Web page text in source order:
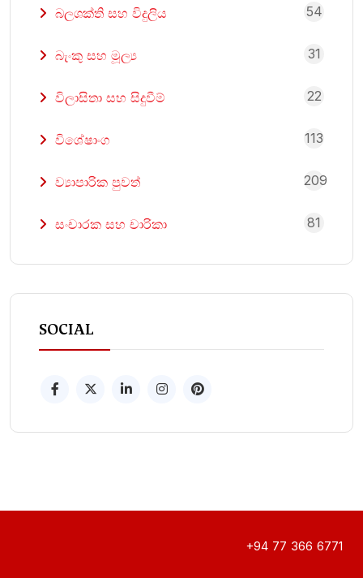
බලශක්ති සහ විදුලිය 54
බැංකු සහ මූල්‍ය 31
විලාසිතා සහ සිදුවීම් 22
විශේෂාංග 113
ව්‍යාපාරික පුවත් 209
සංචාරක සහ චාරිකා 81
SOCIAL
+94 77 366 6771